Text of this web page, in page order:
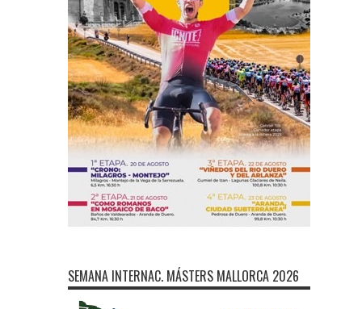
SEMANA INTERNAC. MÁSTERS MALLORCA 2026